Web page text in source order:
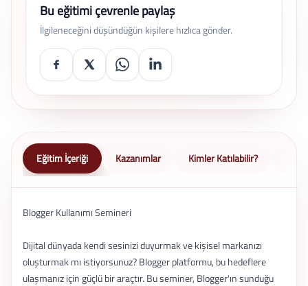
Bu eğitimi çevrenle paylaş
İlgileneceğini düşündüğün kişilere hızlıca gönder.
Eğitim İçeriği Kazanımlar Kimler Katılabilir?
Blogger Kullanımı Semineri
Dijital dünyada kendi sesinizi duyurmak ve kişisel markanızı
oluşturmak mı istiyorsunuz? Blogger platformu, bu hedeflere
ulaşmanız için güçlü bir araçtır. Bu seminer, Blogger'ın sunduğu